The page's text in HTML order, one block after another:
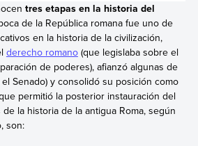
tres etapas en la historia del
de la República romana fue uno de
en la historia de la civilización,
derecho romano(que legislaba sobre el
de poderes), afianzó algunas de
Senado) y consolidó su posición como
permitió la posterior instauración del
la historia de la antigua Roma, según
son: